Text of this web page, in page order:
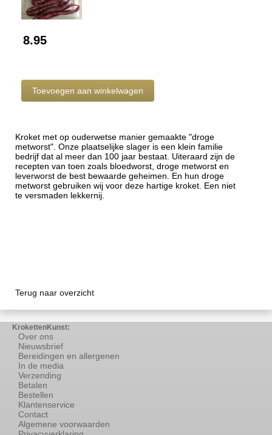
8.95
Kroket met op ouderwetse manier gemaakte "droge
metworst". Onze plaatselijke slager is een klein familie
bedrijf dat al meer dan 100 jaar bestaat. Uiteraard zijn de
recepten van toen zoals bloedworst, droge metworst en
leverworst de best bewaarde geheimen. En hun droge
metworst gebruiken wij voor deze hartige kroket. Een niet
te versmaden lekkernij.
Terug naar overzicht
KrokettenKunst:
Over ons
Nieuwsbrief
Bereidingen en allergenen
In de media
Verzending
Betalen
Bestellen
Klantenservice
Contact
Algemene voorwaarden